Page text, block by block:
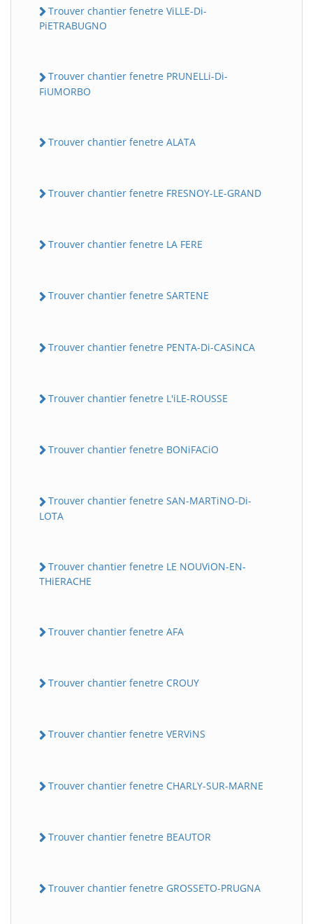
Trouver chantier fenetre ViLLE-Di-
PiETRABUGNO
Trouver chantier fenetre PRUNELLi-Di-
FiUMORBO
Trouver chantier fenetre ALATA
Trouver chantier fenetre FRESNOY-LE-GRAND
Trouver chantier fenetre LA FERE
Trouver chantier fenetre SARTENE
Trouver chantier fenetre PENTA-Di-CASiNCA
Trouver chantier fenetre L'iLE-ROUSSE
Trouver chantier fenetre BONiFACiO
Trouver chantier fenetre SAN-MARTiNO-Di-
LOTA
Trouver chantier fenetre LE NOUViON-EN-
THiERACHE
Trouver chantier fenetre AFA
Trouver chantier fenetre CROUY
Trouver chantier fenetre VERViNS
Trouver chantier fenetre CHARLY-SUR-MARNE
Trouver chantier fenetre BEAUTOR
Trouver chantier fenetre GROSSETO-PRUGNA